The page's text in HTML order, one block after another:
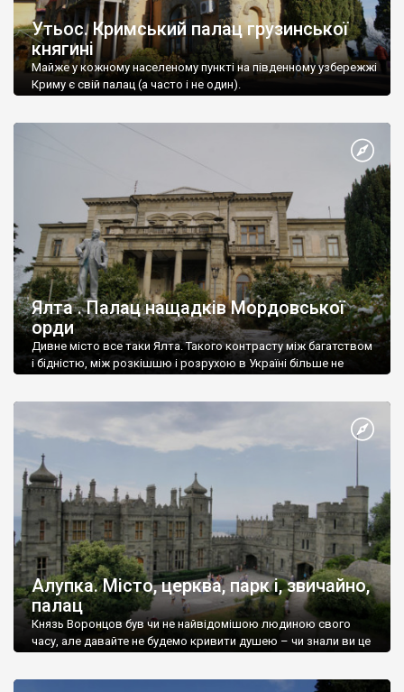
Утьос. Кримський палац грузинської
княгині
Майже у кожному населеному пункті на південному узбережжі
Криму є свій палац (а часто і не один).
Ялта . Палац нащадків Мордовської
орди
Дивне місто все таки Ялта. Такого контрасту між багатством
і бідністю, між розкішшю і розрухою в Україні більше не
Алупка. Місто, церква, парк і, звичайно,
палац
Князь Воронцов був чи не найвідомішою людиною свого
часу, але давайте не будемо кривити душею – чи знали ви це